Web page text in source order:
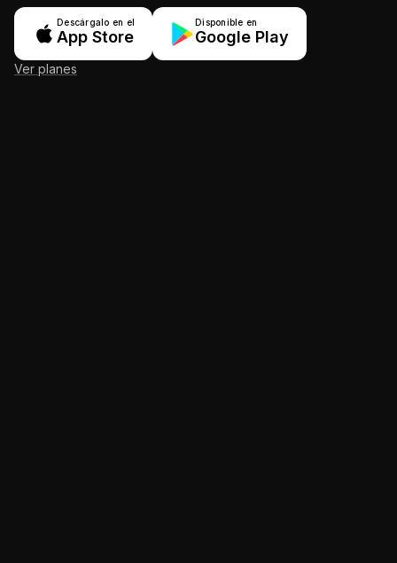
Descárgalo en el
App Store
Disponible en
Google Play
Ver planes